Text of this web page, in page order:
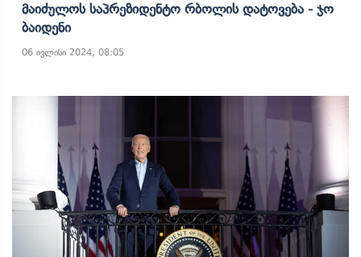
Მაიძულოს Საპრეზიდენტო Რბოლის Დატოვება - Ჯო
Ბაიდენი
06 ივლისი 2024, 08:05